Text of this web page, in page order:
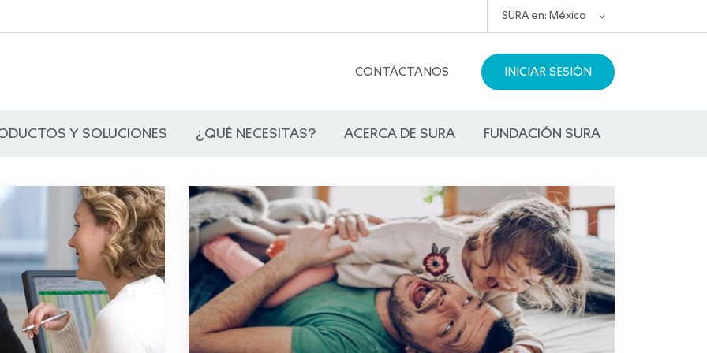
SURA en: México
CONTÁCTANOS INICIAR SESIÓN
Y SOLUCIONES ¿QUÉ NECESITAS? ACERCA DE SURA FUNDACIÓN SURA